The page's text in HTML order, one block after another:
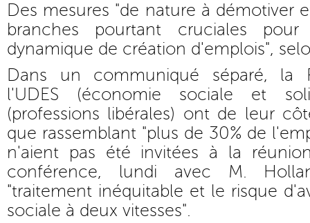
Des mesures "de nature à démotiver
branches pourtant cruciales
dynamique de création d'emplois",
Dans un communiqué séparé, la
l'UDES (économie sociale et
(professions libérales) ont de leur
que rassemblant "plus de 30% de
n'aient pas été invitées à la
conférence, lundi avec M.
"traitement inéquitable et le risque
sociale à deux vitesses".